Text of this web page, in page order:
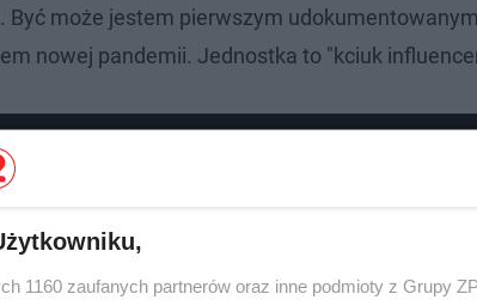
Być może jestem pierwszym udokumentowanym
nowej pandemii. Jednostka to "kciuk
problemy w USA podczas nagrań swojego
1160 zaufanych partnerów oraz inne podmioty z Grupy